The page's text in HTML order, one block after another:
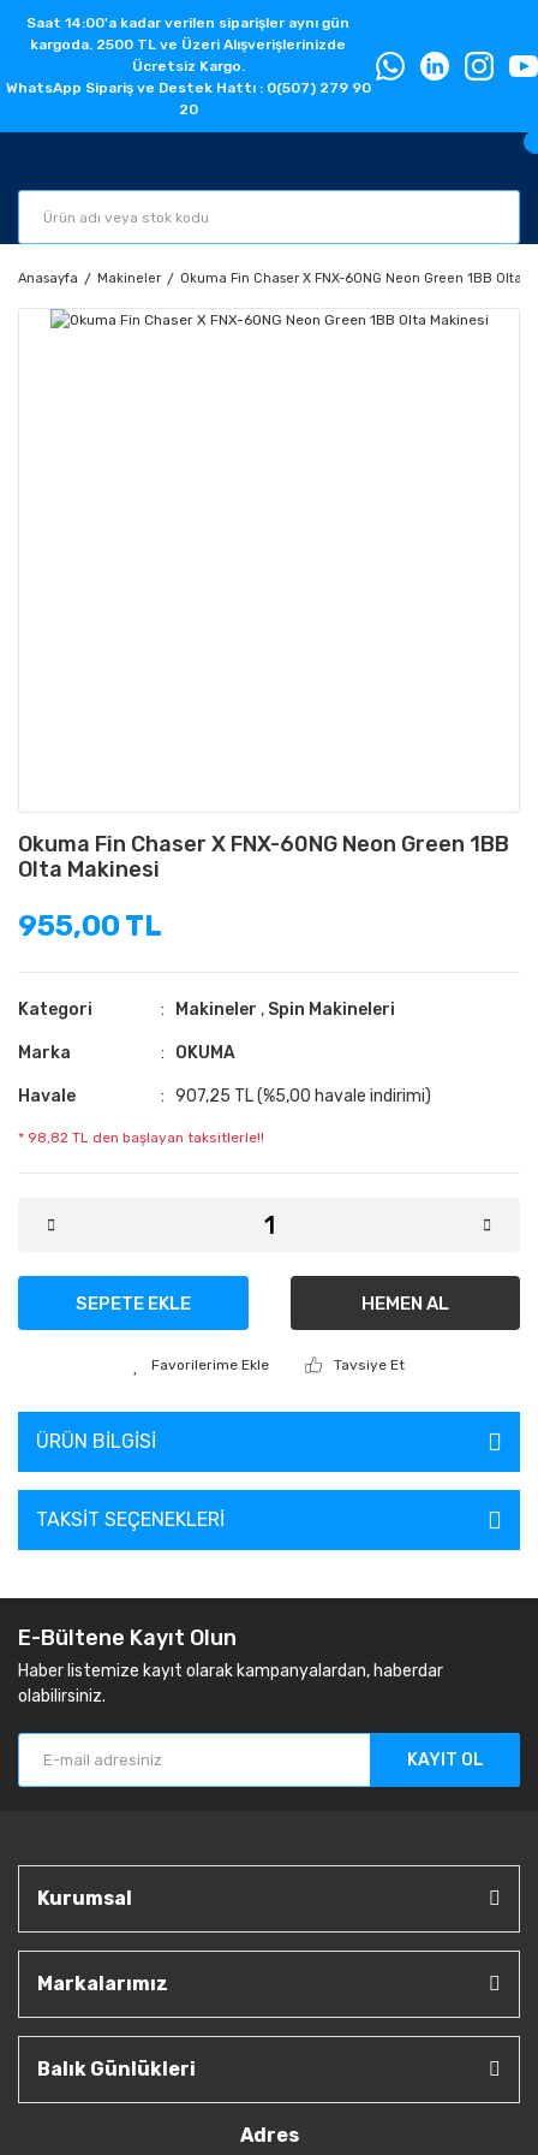
Saat 14:00'a kadar verilen siparişler aynı gün
kargoda. 2500 TL ve Üzeri Alışverişlerinizde
Ücretsiz Kargo.
WhatsApp Sipariş ve Destek Hattı : 0(507) 279 90
20
Anasayfa Makineler Okuma Fin Chaser X FNX-60NG Neon Green 1BB Olta
Okuma Fin Chaser X FNX-60NG Neon Green 1BB
Olta Makinesi
955,00 TL
Kategori Makineler , Spin Makineleri
Marka OKUMA
Havale 907,25 TL (%5,00 havale indirimi)
* 98,82 TL den başlayan taksitlerle!!
SEPETE EKLE HEMEN AL
Tavsiye Et
ÜRÜN BILGISI
TAKSIT SEÇENEKLERI
E-Bültene Kayıt Olun
Haber listemize kayıt olarak kampanyalardan, haberdar
olabilirsiniz.
KAYIT OL
Kurumsal
Markalarımız
Balık Günlükleri
Adres